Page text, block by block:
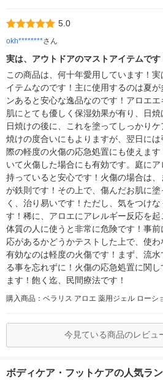
5.0
okh********さん
実は、アウトドアのマストアイテムです
この商品は、何十年愛用しています！
イテムなのです！主に使用するのは夏
ンあると安心な逸品なのです！アロエ
肌にとても優しく保湿効果が有り、日焼
日焼けの後に、これを塗ってしっかり
焼けの度合いにもよりますが、翌日に
際の軽度の火傷の応急処置にも使えま
いて火傷した場合にも有効です。庭に
持っていると安心です！火傷の場合は
が鉄則です！その上で、傷んだお肌に
く、治り易いです！ただし、気をつけ
す！稀に、アロエにアレルギー反応を
体質の人に使うと非常に危険です！事
応があるかどうかテストした上で、使わ
有効なのは軽度の火傷です！まず、流
る事を忘れずに！火傷の応急処置に関
ます！飽く迄、民間療法です！
購入商品：ベラリス アロエ 薬用ジェル ローシ
今見ている商品のレビュ
ボディケア・フットケアの人気ラ